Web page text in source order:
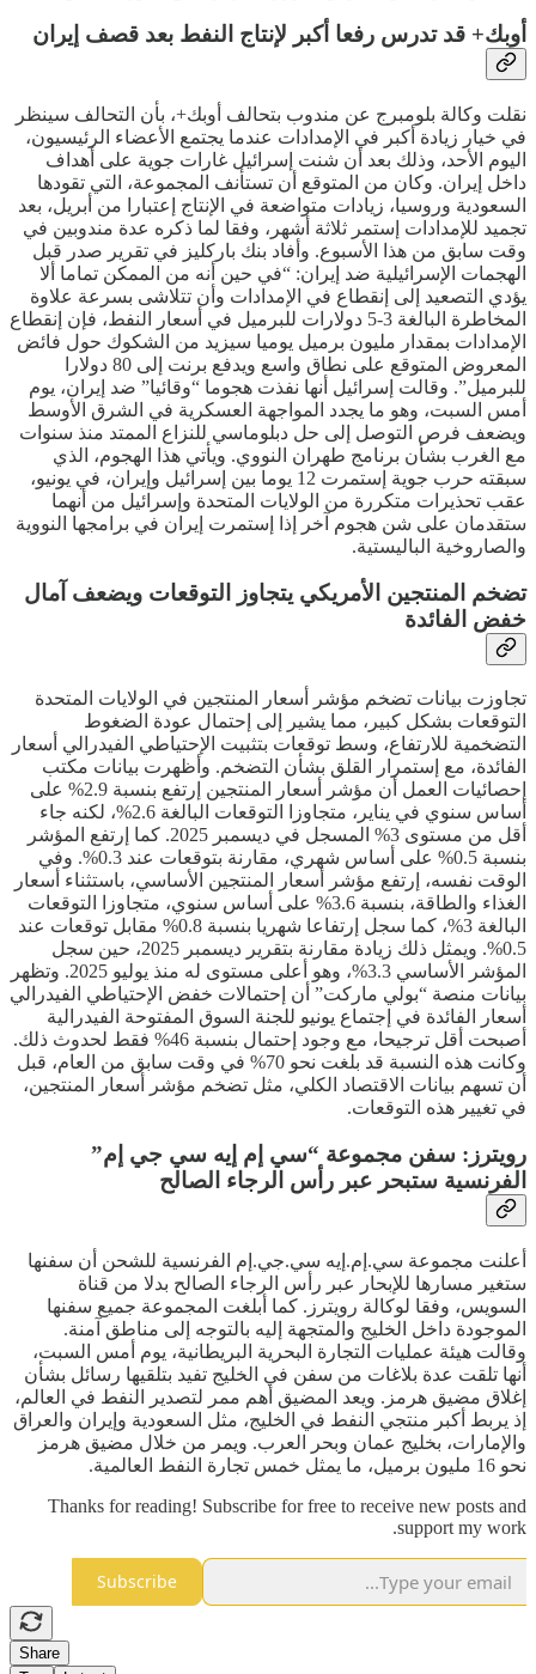
أوبك+ قد تدرس رفعا أكبر لإنتاج النفط بعد قصف إيران
نقلت وكالة بلومبرج عن مندوب بتحالف أوبك+، بأن التحالف سينظر
في خيار زيادة أكبر في الإمدادات عندما يجتمع الأعضاء الرئيسيون،
اليوم الأحد، وذلك بعد أن شنت إسرائيل غارات جوية على أهداف
داخل إيران. وكان من المتوقع أن تستأنف المجموعة، التي تقودها
السعودية وروسيا، زيادات متواضعة في الإنتاج إعتبارا من أبريل، بعد
تجميد للإمدادات إستمر ثلاثة أشهر، وفقا لما ذكره عدة مندوبين في
وقت سابق من هذا الأسبوع. وأفاد بنك باركليز في تقرير صدر قبل
الهجمات الإسرائيلية ضد إيران: “في حين أنه من الممكن تماما ألا
يؤدي التصعيد إلى إنقطاع في الإمدادات وأن تتلاشى بسرعة علاوة
المخاطرة البالغة 3-5 دولارات للبرميل في أسعار النفط، فإن إنقطاع
الإمدادات بمقدار مليون برميل يوميا سيزيد من الشكوك حول فائض
المعروض المتوقع على نطاق واسع ويدفع برنت إلى 80 دولارا
للبرميل”. وقالت إسرائيل أنها نفذت هجوما “وقائيا” ضد إيران، يوم
أمس السبت، وهو ما يجدد المواجهة العسكرية في الشرق الأوسط
ويضعف فرص التوصل إلى حل دبلوماسي للنزاع الممتد منذ سنوات
مع الغرب بشأن برنامج طهران النووي. ويأتي هذا الهجوم، الذي
سبقته حرب جوية إستمرت 12 يوما بين إسرائيل وإيران، في يونيو،
عقب تحذيرات متكررة من الولايات المتحدة وإسرائيل من أنهما
ستقدمان على شن هجوم آخر إذا إستمرت إيران في برامجها النووية
والصاروخية الباليستية.
تضخم المنتجين الأمريكي يتجاوز التوقعات ويضعف آمال
خفض الفائدة
تجاوزت بيانات تضخم مؤشر أسعار المنتجين في الولايات المتحدة
التوقعات بشكل كبير، مما يشير إلى إحتمال عودة الضغوط
التضخمية للارتفاع، وسط توقعات بتثبيت الإحتياطي الفيدرالي أسعار
الفائدة، مع إستمرار القلق بشأن التضخم. وأظهرت بيانات مكتب
إحصائيات العمل أن مؤشر أسعار المنتجين إرتفع بنسبة 2.9% على
أساس سنوي في يناير، متجاوزا التوقعات البالغة 2.6%، لكنه جاء
أقل من مستوى 3% المسجل في ديسمبر 2025. كما إرتفع المؤشر
بنسبة 0.5% على أساس شهري، مقارنة بتوقعات عند 0.3%. وفي
الوقت نفسه، إرتفع مؤشر أسعار المنتجين الأساسي، باستثناء أسعار
الغذاء والطاقة، بنسبة 3.6% على أساس سنوي، متجاوزا التوقعات
البالغة 3%، كما سجل إرتفاعا شهريا بنسبة 0.8% مقابل توقعات عند
0.5%. ويمثل ذلك زيادة مقارنة بتقرير ديسمبر 2025، حين سجل
المؤشر الأساسي 3.3%، وهو أعلى مستوى له منذ يوليو 2025. وتظهر
بيانات منصة “بولي ماركت” أن إحتمالات خفض الإحتياطي الفيدرالي
أسعار الفائدة في إجتماع يونيو للجنة السوق المفتوحة الفيدرالية
أصبحت أقل ترجيحا، مع وجود إحتمال بنسبة 46% فقط لحدوث ذلك.
وكانت هذه النسبة قد بلغت نحو 70% في وقت سابق من العام، قبل
أن تسهم بيانات الاقتصاد الكلي، مثل تضخم مؤشر أسعار المنتجين،
في تغيير هذه التوقعات.
رويترز: سفن مجموعة “سي إم إيه سي جي إم”
الفرنسية ستبحر عبر رأس الرجاء الصالح
أعلنت مجموعة سي.إم.إيه سي.جي.إم الفرنسية للشحن أن سفنها
ستغير مسارها للإبحار عبر رأس الرجاء الصالح بدلا من قناة
السويس، وفقا لوكالة رويترز. كما أبلغت المجموعة جميع سفنها
الموجودة داخل الخليج والمتجهة إليه بالتوجه إلى مناطق آمنة.
وقالت هيئة عمليات التجارة البحرية البريطانية، يوم أمس السبت،
أنها تلقت عدة بلاغات من سفن في الخليج تفيد بتلقيها رسائل بشأن
إغلاق مضيق هرمز. ويعد المضيق أهم ممر لتصدير النفط في العالم،
إذ يربط أكبر منتجي النفط في الخليج، مثل السعودية وإيران والعراق
والإمارات، بخليج عمان وبحر العرب. ويمر من خلال مضيق هرمز
نحو 16 مليون برميل، ما يمثل خمس تجارة النفط العالمية.
Thanks for reading! Subscribe for free to receive new posts and
support my work.
Subscribe
Share